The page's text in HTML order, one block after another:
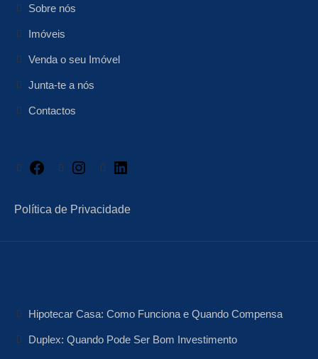
Sobre nós
Imóveis
Venda o seu Imóvel
Junta-te a nós
Contactos
Facebook Instagram
Política de Privacidade
Hipotecar Casa: Como Funciona e Quando Compensa
Duplex: Quando Pode Ser Bom Investimento